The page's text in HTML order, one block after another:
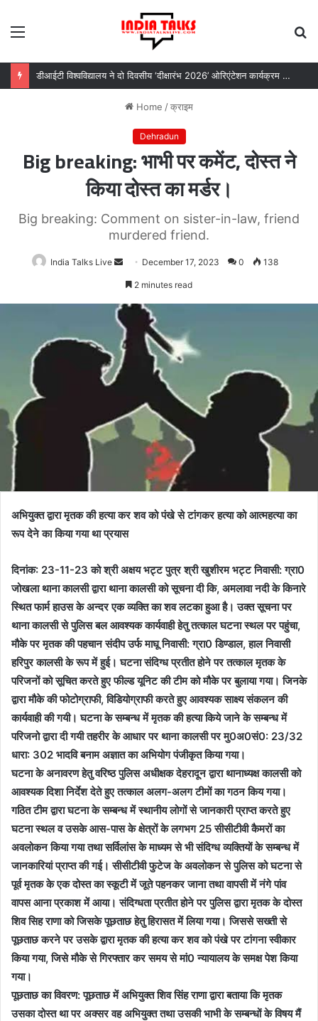
डीआईटी विश्वविद्यालय ने दो दिवसीय ‘दीक्षारंभ 2026’ ओरिएंटेशन कार्यक्रम का किया आयोजन
Home /क्राइम
Dehradun
Big breaking: भाभी पर कमेंट, दोस्त ने
किया दोस्त का मर्डर।
Big breaking: Comment on sister-in-law, friend
murdered friend.
India Talks Live
Send
an
December 17, 2023 0 138
2 minutes read
अभियुक्त द्वारा मृतक की हत्या कर शव को पंखे से टांगकर हत्या को आत्महत्या का
रूप देने का किया गया था प्रयास
दिनांक: 23-11-23 को श्री अक्षय भट्ट पुत्र श्री खुशीरम भट्ट निवासी: ग्रा0
जोखला थाना कालसी द्वारा थाना कालसी को सूचना दी कि, अमलावा नदी के किनारे
स्थित फार्म हाउस के अन्दर एक व्यक्ति का शव लटका हुआ है। उक्त सूचना पर
थाना कालसी से पुलिस बल आवश्यक कार्यवाही हेतु तत्काल घटना स्थल पर पहुंचा,
मौके पर मृतक की पहचान संदीप उर्फ माघू निवासी: ग्रा0 डिण्डाल, हाल निवासी
हरिपुर कालसी के रूप में हुई। घटना संदिग्ध प्रतीत होने पर तत्काल मृतक के
परिजनों को सूचित करते हुए फील्ड यूनिट की टीम को मौके पर बुलाया गया। जिनके
द्वारा मौके की फोटोग्राफी, विडियोग्राफी करते हुए आवश्यक साक्ष्य संकलन की
कार्यवाही की गयी। घटना के सम्बन्ध में मृतक की हत्या किये जाने के सम्बन्ध में
परिजनो द्वारा दी गयी तहरीर के आधार पर थाना कालसी पर मु0अ0सं0: 23/32
धारा: 302 भादवि बनाम अज्ञात का अभियोग पंजीकृत किया गया।
घटना के अनावरण हेतु वरिष्ठ पुलिस अधीक्षक देहरादून द्वारा थानाध्यक्ष कालसी को
आवश्यक दिशा निर्देश देते हुए तत्काल अलग-अलग टीमों का गठन किय गया।
गठित टीम द्वारा घटना के सम्बन्ध में स्थानीय लोगों से जानकारी प्राप्त करते हुए
घटना स्थल व उसके आस-पास के क्षेत्रों के लगभग 25 सीसीटीवी कैमरों का
अवलोकन किया गया तथा सर्विलांस के माध्यम से भी संदिग्ध व्यक्तियों के सम्बन्ध में
जानकारियां प्राप्त की गई। सीसीटीवी फुटेज के अवलोकन से पुलिस को घटना से
पूर्व मृतक के एक दोस्त का स्कूटी में जूते पहनकर जाना तथा वापसी में नंगे पांव
वापस आना प्रकाश में आया। संदिग्धता प्रतीत होने पर पुलिस द्वारा मृतक के दोस्त
शिव सिह राणा को जिसके पूछताछ हेतु हिरासत में लिया गया। जिससे सख्ती से
पूछताछ करने पर उसके द्वारा मृतक की हत्या कर शव को पंखे पर टांगना स्वीकार
किया गया, जिसे मौके से गिरफ्तार कर समय से मां0 न्यायालय के समक्ष पेश किया
गया।
पूछताछ का विवरण: पूछताछ में अभियुक्त शिव सिंह राणा द्वारा बताया कि मृतक
उसका दोस्त था पर अक्सर वह अभियुक्त तथा उसकी भाभी के सम्बन्धों के विषय मैं